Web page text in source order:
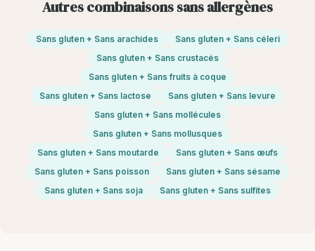
Autres combinaisons sans allergènes
Sans gluten + Sans arachides
Sans gluten + Sans céleri
Sans gluten + Sans crustacés
Sans gluten + Sans fruits à coque
Sans gluten + Sans lactose
Sans gluten + Sans levure
Sans gluten + Sans mollécules
Sans gluten + Sans mollusques
Sans gluten + Sans moutarde
Sans gluten + Sans œufs
Sans gluten + Sans poisson
Sans gluten + Sans sésame
Sans gluten + Sans soja
Sans gluten + Sans sulfites